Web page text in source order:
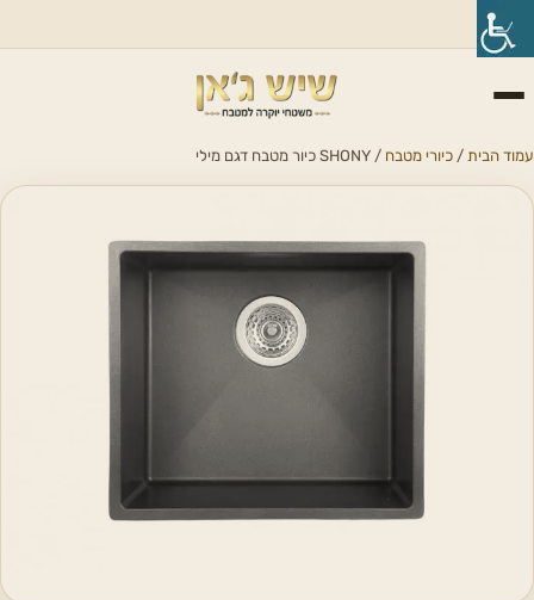
עמוד הבית / כיורי מטבח / SHONY כיור מטבח דגם מילי